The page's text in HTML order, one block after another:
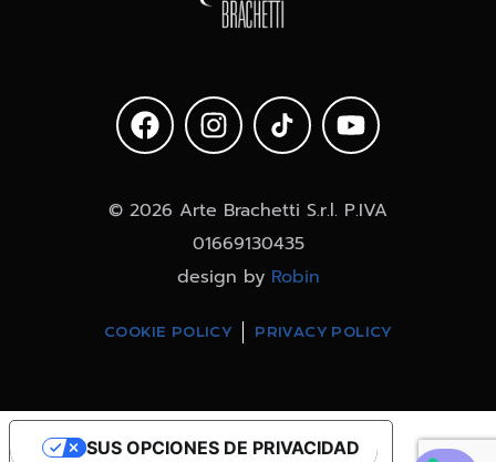
© 2026 Arte Brachetti S.r.l. P.IVA
01669130435
design by Robin
COOKIE POLICY PRIVACY POLICY
SUS OPCIONES DE PRIVACIDAD